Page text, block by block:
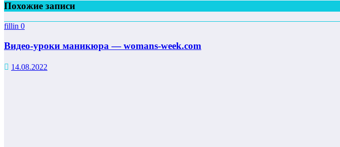
Похожие записи
fillin 0
Видео-уроки маникюра — womans-week.com
14.08.2022